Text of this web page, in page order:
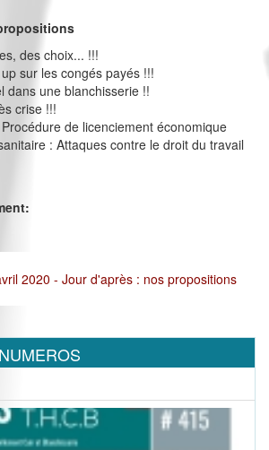
des choix... !!!
sur les congés payés !!!
dans une blanchisserie !!
crise !!!
de licenciement économique
: Attaques contre le droit du travail
2020 - Jour d'après : nos propositions